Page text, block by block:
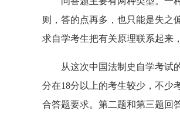
则，答的点再多，也只能是失之
求自学考生把有关原理联系起来
从这次中国法制史自学考试的
分在18分以上的考生较少，不少
合答题要求。第二题和第三题回